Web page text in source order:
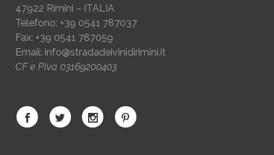
47922 Rimini – ITALIA
Telefono: +39 0541 787037
Fax: +39 0541 787059
Email: info@stradadeivinidirimini.it
CF e PIva 03169200403